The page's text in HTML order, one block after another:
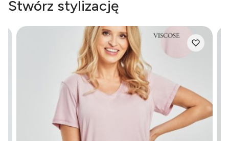
Stwórz stylizację